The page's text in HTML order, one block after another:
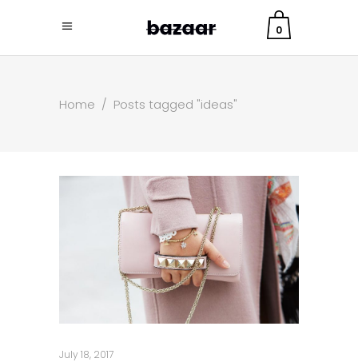
0
Home / Posts tagged "ideas"
July 18, 2017